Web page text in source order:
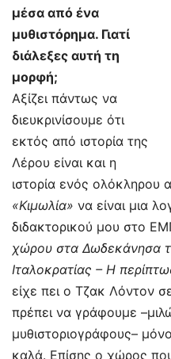
μέσα από ένα
μυθιστόρημα. Γιατί
διάλεξες αυτή τη
μορφή;
Αξίζει πάντως να
διευκρινίσουμε ότι
εκτός από ιστορία της
Λέρου είναι και η
ιστορία ενός ολόκληρου
«Κιμωλία» να είναι μια
διδακτορικού μου στο
χώρου στα Δωδεκάνησα
Ιταλοκρατίας – Η
είχε πει ο Τζακ Λόντον
πρέπει να γράφουμε
μυθιστοριογράφους–
καλά. Επίσης ο χώρος